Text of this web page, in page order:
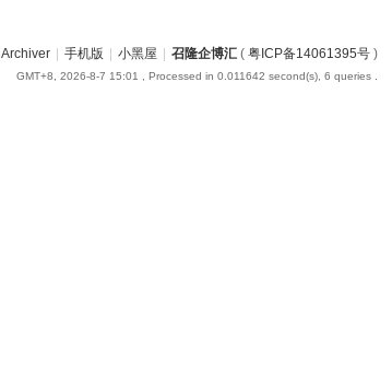
Archiver | 手机版 | 小黑屋 | 召隆企博汇( 粤ICP备14061395号)
GMT+8, 2026-8-7 15:01 , Processed in 0.011642 second(s), 6 queries .